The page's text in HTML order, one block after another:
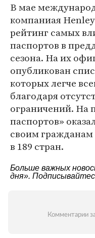
В мае
компаниая
рейтинг самых
паспортов в
сезона. На их
опубликован
которых легче
благодаря
ограничений. На
паспортов»
своим гражданам
в 189 стран.
Больше важных
дня».
Комментарии